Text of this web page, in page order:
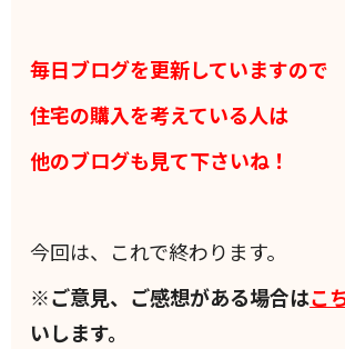
毎日ブログを更新していますので
住宅の購入を考えている人は
他のブログも見て下さいね！
今回は、これで終わります。
※ご意見、ご感想がある場合はこ
いします。